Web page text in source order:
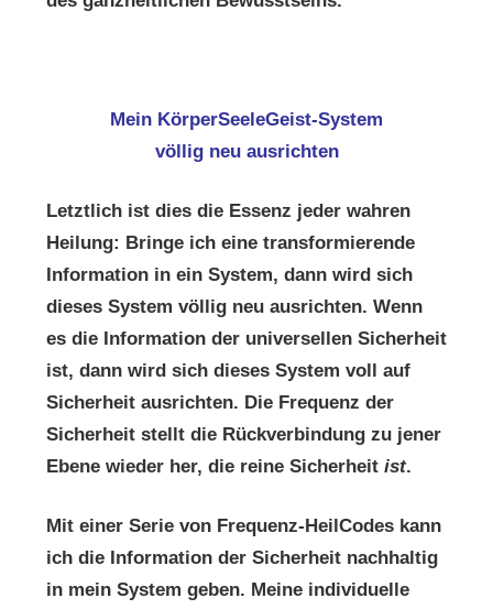
Mein KörperSeeleGeist-System
völlig neu ausrichten
Letztlich ist dies die Essenz jeder wahren
Heilung: Bringe ich eine transformierende
Information in ein System, dann wird sich
dieses System völlig neu ausrichten. Wenn
es die Information der universellen Sicherheit
ist, dann wird sich dieses System voll auf
Sicherheit ausrichten. Die Frequenz der
Sicherheit stellt die Rückverbindung zu jener
Ebene wieder her, die reine Sicherheit ist.
Mit einer Serie von Frequenz-HeilCodes kann
ich die Information der Sicherheit nachhaltig
in mein System geben. Meine individuelle